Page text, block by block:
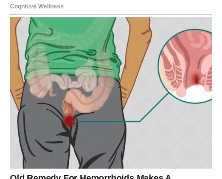
Fantastična vest za Lava jeste povratak vere u sopstveni
sjaj. Vi ponovo stojite uspravno, sigurni u sebe.
JARAC – Karmička nagrada za
sve što ste izdržali
Jarčevi su znak koji retko kuka i još ređe traži pomoć. Vi
ste navikli da nosite sve na svojim leđima, čak i kada je
preteško. U prethodnom periodu mnogi Jarčevi su
prolazili kroz
tihe borbekoje niko nije video.